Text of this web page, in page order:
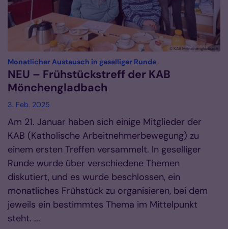
© KAB Mönchengladbach
Monatlicher Austausch in geselliger Runde:
NEU – Frühstückstreff der KAB
Mönchengladbach
3. Feb. 2025
Am 21. Januar haben sich einige Mitglieder der
KAB (Katholische Arbeitnehmerbewegung) zu
einem ersten Treffen versammelt. In geselliger
Runde wurde über verschiedene Themen
diskutiert, und es wurde beschlossen, ein
monatliches Frühstück zu organisieren, bei dem
jeweils ein bestimmtes Thema im Mittelpunkt
steht. ...